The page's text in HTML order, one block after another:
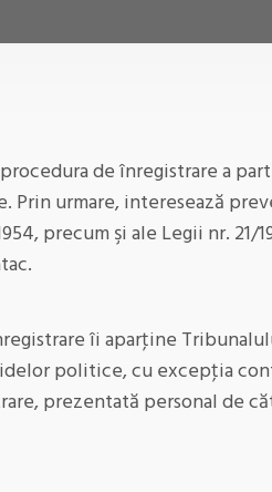
de înregistrare a
urmare, interesează
precum şi ale Legii nr.
îi aparţine
politice, cu excepţia
prezentată personal de